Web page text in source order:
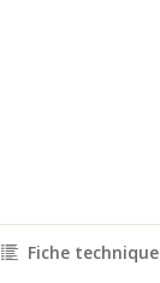
Fiche technique